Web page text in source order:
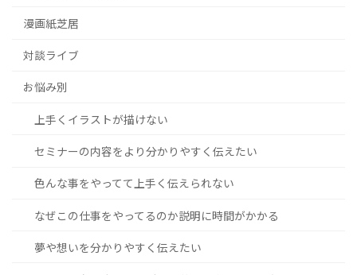
漫画紙芝居
対談ライブ
お悩み別
上手くイラストが描けない
セミナーの内容をより分かりやすく伝えたい
色んな事をやってて上手く伝えられない
なぜこの仕事をやってるのか説明に時間がかかる
夢や想いを分かりやすく伝えたい